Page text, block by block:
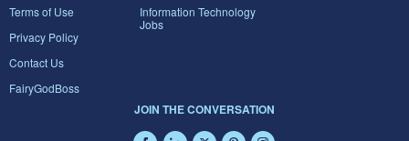
Terms of Use
Privacy Policy
Contact Us
FairyGodBoss
Information Technology
Jobs
JOIN THE CONVERSATION